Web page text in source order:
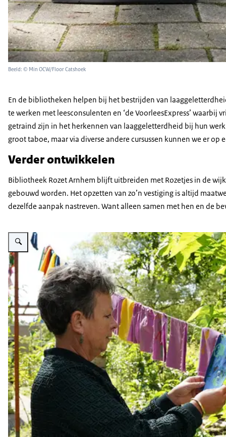
Beeld: © Min OCW/Floor Catshoek
En de bibliotheken helpen bij het bestrijden van
te werken met leesconsulenten en ‘de VoorleesExpress’
getraind zijn in het herkennen van laaggeletterdheid bij hun
groot taboe, maar via diverse andere cursussen kunnen we er
Verder ontwikkelen
Bibliotheek Rozet Arnhem blijft uitbreiden met Rozetjes in de
gebouwd worden. Het opzetten van zo’n vestiging is altijd
dezelfde aanpak nastreven. Want alleen samen met hen en de
Vergroot afbeelding Twee foto's, links Jenny Doest, witte vrouw met kort